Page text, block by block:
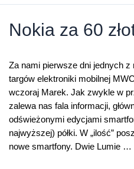
Lumiami
Nokia za 60
Za nami pierwsze dni jednych
targów elektroniki mobilnej
wczoraj Marek. Jak zwykle w
zalewa nas fala informacji,
odświeżonymi edycjami
najwyższej) półki. W „ilość”
nowe smartfony. Dwie Lumie …